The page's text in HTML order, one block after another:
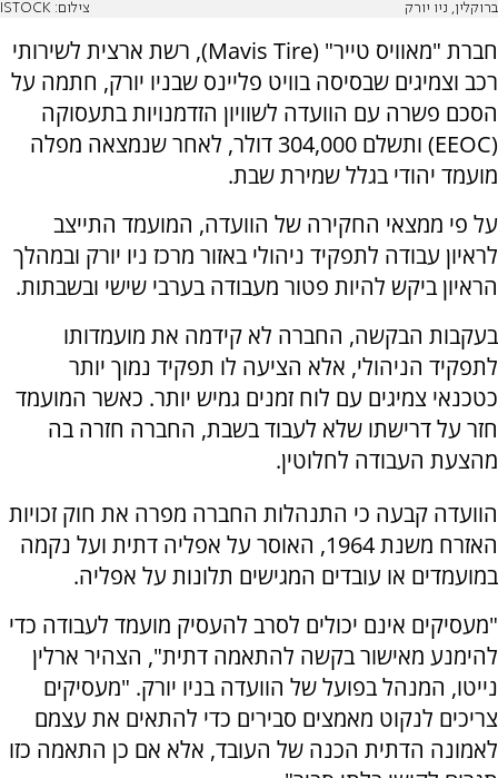
ברוקלין, ניו יורק צילום: ISTOCK
חברת "מאוויס טייר" (Mavis Tire), רשת ארצית לשירותי
רכב וצמיגים שבסיסה בוויט פליינס שבניו יורק, חתמה על
הסכם פשרה עם הוועדה לשוויון הזדמנויות בתעסוקה
(EEOC) ותשלם 304,000 דולר, לאחר שנמצאה מפלה
מועמד יהודי בגלל שמירת שבת.
על פי ממצאי החקירה של הוועדה, המועמד התייצב
לראיון עבודה לתפקיד ניהולי באזור מרכז ניו יורק ובמהלך
הראיון ביקש להיות פטור מעבודה בערבי שישי ובשבתות.
בעקבות הבקשה, החברה לא קידמה את מועמדותו
לתפקיד הניהולי, אלא הציעה לו תפקיד נמוך יותר
כטכנאי צמיגים עם לוח זמנים גמיש יותר. כאשר המועמד
חזר על דרישתו שלא לעבוד בשבת, החברה חזרה בה
מהצעת העבודה לחלוטין.
הוועדה קבעה כי התנהלות החברה מפרה את חוק זכויות
האזרח משנת 1964, האוסר על אפליה דתית ועל נקמה
במועמדים או עובדים המגישים תלונות על אפליה.
"מעסיקים אינם יכולים לסרב להעסיק מועמד לעבודה כדי
להימנע מאישור בקשה להתאמה דתית", הצהיר ארלין
נייטו, המנהל בפועל של הוועדה בניו יורק. "מעסיקים
צריכים לנקוט מאמצים סבירים כדי להתאים את עצמם
לאמונה הדתית הכנה של העובד, אלא אם כן התאמה כזו